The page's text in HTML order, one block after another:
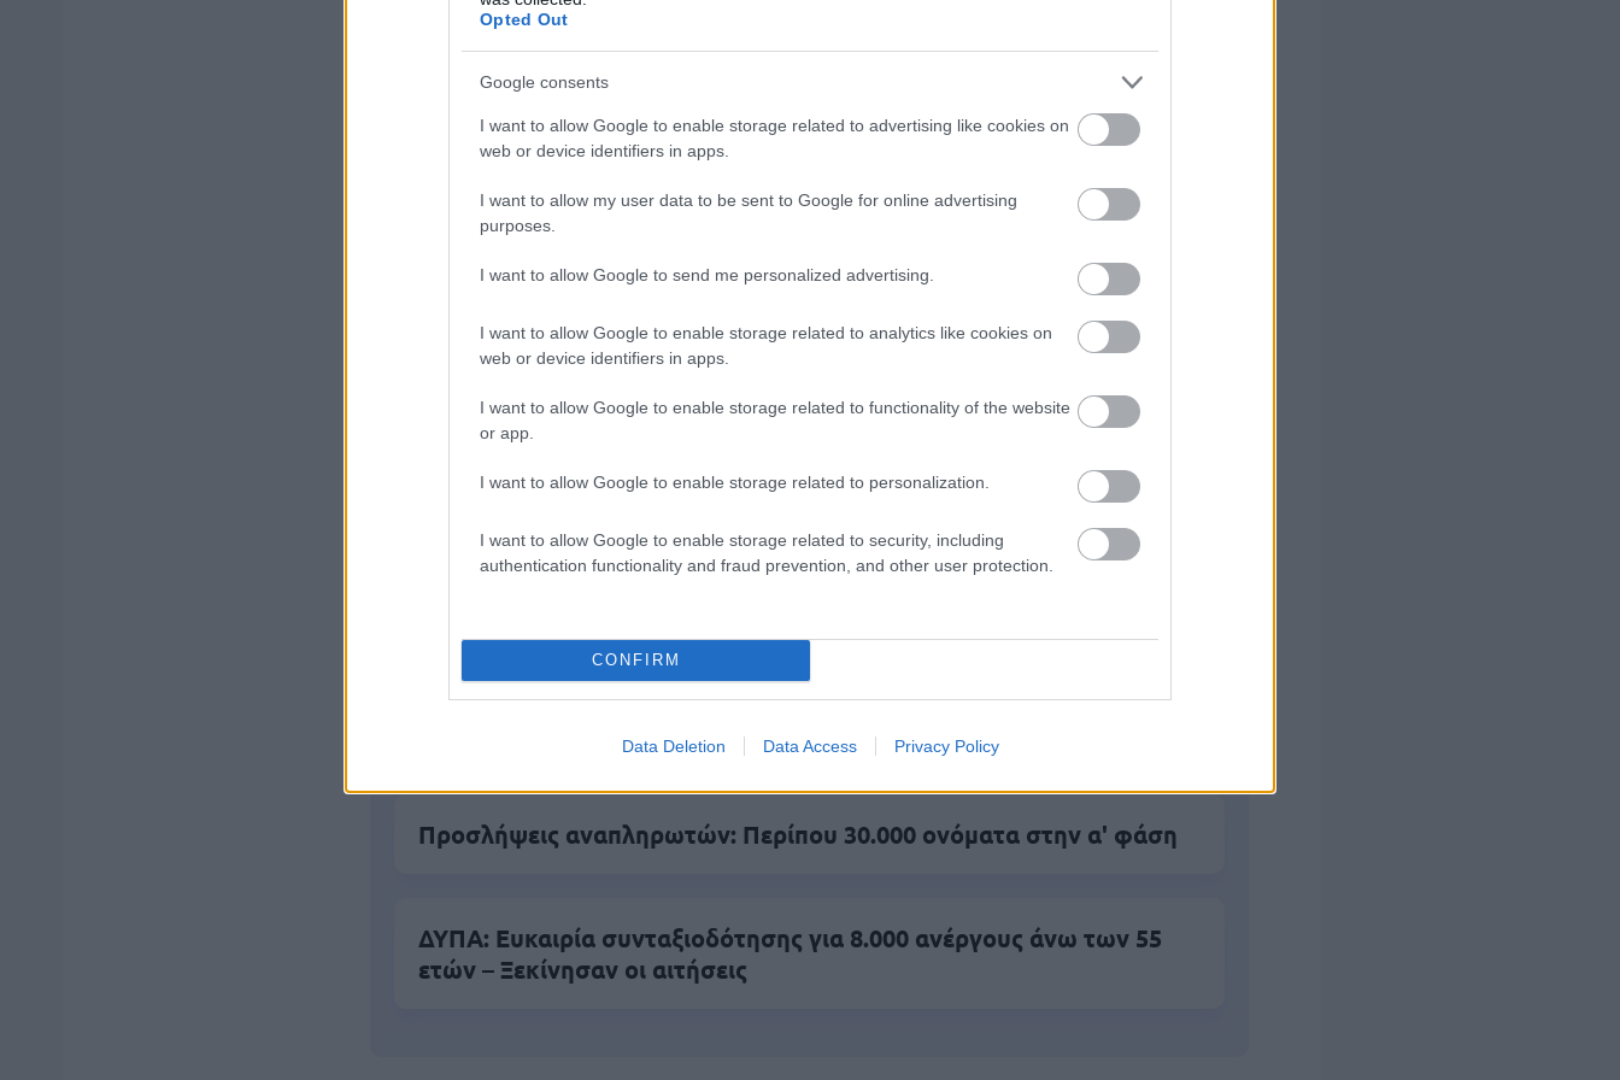
Opted Out
Google consents
I want to allow Google to enable storage related to advertising like cookies on
web or device identifiers in apps.
I want to allow my user data to be sent to Google for online advertising
purposes.
I want to allow Google to send me personalized advertising.
I want to allow Google to enable storage related to analytics like cookies on
web or device identifiers in apps.
I want to allow Google to enable storage related to functionality of the website
or app.
I want to allow Google to enable storage related to personalization.
I want to allow Google to enable storage related to security, including
authentication functionality and fraud prevention, and other user protection.
CONFIRM
Data Deletion Data Access Privacy Policy
ΑΣΕΠ: Εξ αποστάσεως η πιο Εύκολη Πιστοποίηση Υπολογιστών σε 2
μέρες
Βάλε το proson.gr στα αποτελέσματα αναζήτησης της Google
Δημοφιλείς Ειδήσεις
ΥΠΕΣ: Προγραμματισμός προσλήψεων 2027 - Παρατείνεται το Β'
Προσλήψεις αναπληρωτών: Περίπου 30.000 ονόματα στην α' φάση
ΔΥΠΑ: Ευκαιρία συνταξιοδότησης για 8.000 ανέργους άνω των 55
ετών – Ξεκίνησαν οι αιτήσεις